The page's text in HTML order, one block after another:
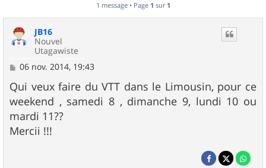
1 message • Page 1 sur 1
JB16
Nouvel
Utagawiste
M
s
s
a
g
e
06 nov. 2014, 19:43
Qui veux faire du VTT dans le Limousin, pour ce
weekend , samedi 8 , dimanche 9, lundi 10 ou
mardi 11??
Mercii !!!